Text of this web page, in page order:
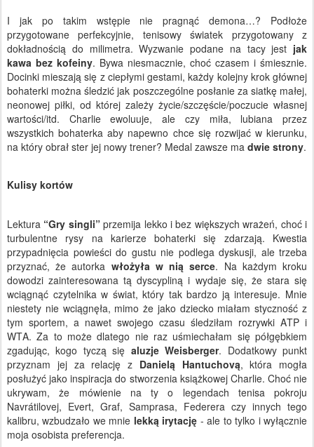
I jak po takim wstępie nie pragnąć demona…? Podłoże
przygotowane perfekcyjnie, tenisowy światek przygotowany z
dokładnością do milimetra. Wyzwanie podane na tacy jest jak
kawa bez kofeiny. Bywa niesmacznie, choć czasem i śmiesznie.
Docinki mieszają się z ciepłymi gestami, każdy kolejny krok głównej
bohaterki można śledzić jak poszczególne posłanie za siatkę małej,
neonowej piłki, od której zależy życie/szczęście/poczucie własnej
wartości/itd. Charlie ewoluuje, ale czy miła, lubiana przez
wszystkich bohaterka aby napewno chce się rozwijać w kierunku,
na który obrał ster jej nowy trener? Medal zawsze ma dwie strony.
Kulisy kortów
Lektura “Gry singli”przemija lekko i bez większych wrażeń, choć i
turbulentne rysy na karierze bohaterki się zdarzają. Kwestia
przypadnięcia powieści do gustu nie podlega dyskusji, ale trzeba
przyznać, że autorka włożyła w nią serce. Na każdym kroku
dowodzi zainteresowana tą dyscypliną i wydaje się, że stara się
wciągnąć czytelnika w świat, który tak bardzo ją interesuje. Mnie
niestety nie wciągnęła, mimo że jako dziecko miałam styczność z
tym sportem, a nawet swojego czasu śledziłam rozrywki ATP i
WTA. Za to może dlatego nie raz uśmiechałam się półgębkiem
zgadując, kogo tyczą się aluzje Weisberger. Dodatkowy punkt
przyznam jej za relację z Danielą Hantuchovą, która mogła
posłużyć jako inspiracja do stworzenia książkowej Charlie. Choć nie
ukrywam, że mówienie na ty o legendach tenisa pokroju
Navrátilovej, Evert, Graf, Samprasa, Federera czy innych tego
kalibru, wzbudzało we mnie lekką irytację - ale to tylko i wyłącznie
moja osobista preferencja.